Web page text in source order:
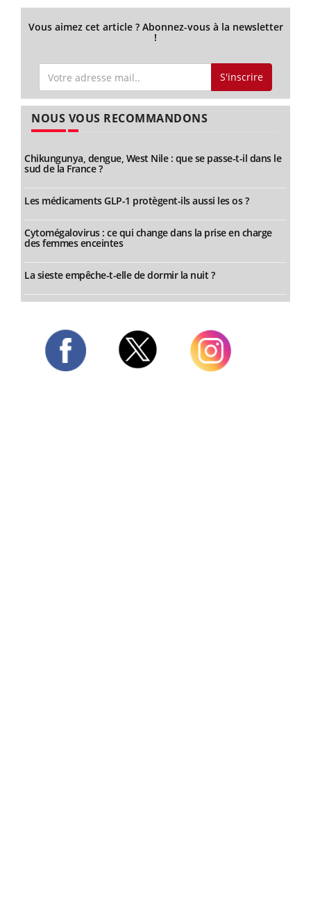
Vous aimez cet article ? Abonnez-vous à la newsletter
!
S'inscrire
NOUS VOUS RECOMMANDONS
Chikungunya, dengue, West Nile : que se passe-t-il dans le
sud de la France ?
Les médicaments GLP-1 protègent-ils aussi les os ?
Cytomégalovirus : ce qui change dans la prise en charge
des femmes enceintes
La sieste empêche-t-elle de dormir la nuit ?